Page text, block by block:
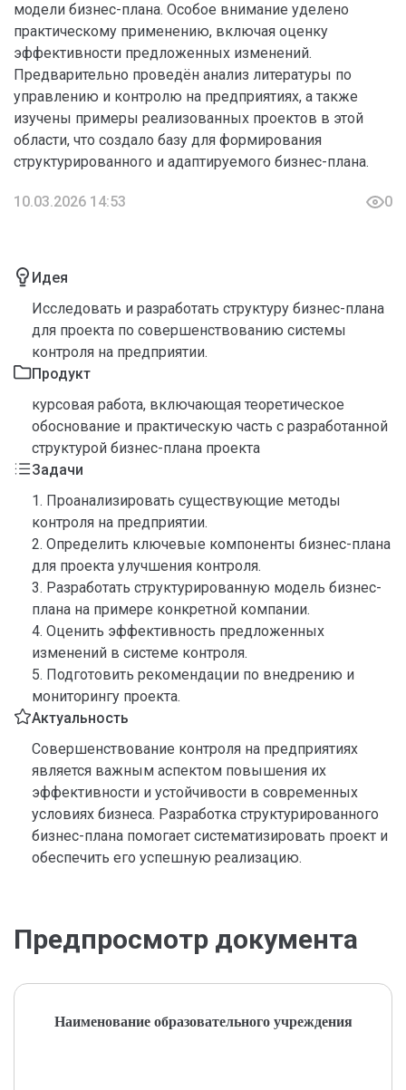
модели бизнес-плана. Особое внимание уделено
практическому применению, включая оценку
эффективности предложенных изменений.
Предварительно проведён анализ литературы по
управлению и контролю на предприятиях, а также
изучены примеры реализованных проектов в этой
области, что создало базу для формирования
структурированного и адаптируемого бизнес-плана.
10.03.2026 14:53 0
Идея
Исследовать и разработать структуру бизнес-плана
для проекта по совершенствованию системы
контроля на предприятии.
Продукт
курсовая работа, включающая теоретическое
обоснование и практическую часть с разработанной
структурой бизнес-плана проекта
Задачи
1. Проанализировать существующие методы
контроля на предприятии.
2. Определить ключевые компоненты бизнес-плана
для проекта улучшения контроля.
3. Разработать структурированную модель бизнес-
плана на примере конкретной компании.
4. Оценить эффективность предложенных
изменений в системе контроля.
5. Подготовить рекомендации по внедрению и
мониторингу проекта.
Актуальность
Совершенствование контроля на предприятиях
является важным аспектом повышения их
эффективности и устойчивости в современных
условиях бизнеса. Разработка структурированного
бизнес-плана помогает систематизировать проект и
обеспечить его успешную реализацию.
Предпросмотр документа
Наименование образовательного учреждения